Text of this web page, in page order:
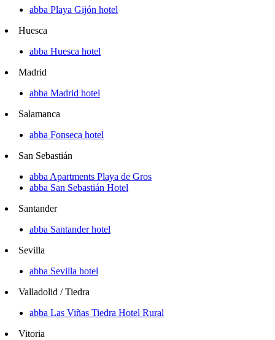
abba Playa Gijón hotel
Huesca
abba Huesca hotel
Madrid
abba Madrid hotel
Salamanca
abba Fonseca hotel
San Sebastián
abba Apartments Playa de Gros
abba San Sebastián Hotel
Santander
abba Santander hotel
Sevilla
abba Sevilla hotel
Valladolid / Tiedra
abba Las Viñas Tiedra Hotel Rural
Vitoria